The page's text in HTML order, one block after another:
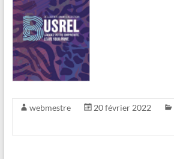
webmestre 20 février 2022